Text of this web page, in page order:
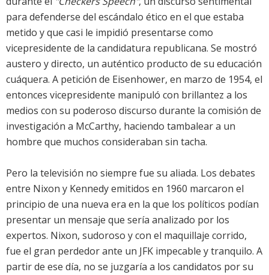
para defenderse del escándalo ético en el que estaba
metido y que casi le impidió presentarse como
vicepresidente de la candidatura republicana. Se mostró
austero y directo, un auténtico producto de su educación
cuáquera. A petición de Eisenhower, en marzo de 1954, el
entonces vicepresidente manipuló con brillantez a los
medios con su poderoso discurso durante la comisión de
investigación a McCarthy, haciendo tambalear a un
hombre que muchos consideraban sin tacha.
Pero la televisión no siempre fue su aliada. Los debates
entre Nixon y Kennedy emitidos en 1960 marcaron el
principio de una nueva era en la que los políticos podían
presentar un mensaje que sería analizado por los
expertos. Nixon, sudoroso y con el maquillaje corrido,
fue el gran perdedor ante un JFK impecable y tranquilo. A
partir de ese día, no se juzgaría a los candidatos por su